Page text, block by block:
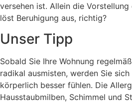
versehen ist. Allein die
löst Beruhigung aus, richtig?
Unser Tipp
Sobald Sie Ihre Wohnung
radikal ausmisten, werden Sie
körperlich besser fühlen. Die
Hausstaubmilben, Schimmel und